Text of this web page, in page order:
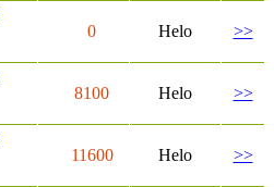
0 Helo >>
8100 Helo >>
11600 Helo >>